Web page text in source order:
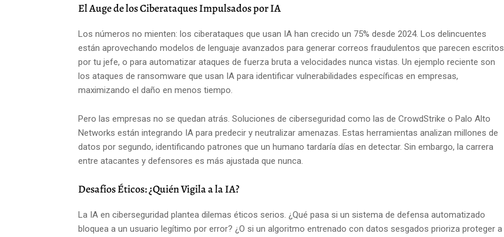
El Auge de los Ciberataques Impulsados por IA
Los números no mienten: los ciberataques que usan IA han crecido un 75% desde 2024. Los delincuentes
están aprovechando modelos de lenguaje avanzados para generar correos fraudulentos que parecen escritos
por tu jefe, o para automatizar ataques de fuerza bruta a velocidades nunca vistas. Un ejemplo reciente son
los ataques de ransomware que usan IA para identificar vulnerabilidades específicas en empresas,
maximizando el daño en menos tiempo.
Pero las empresas no se quedan atrás. Soluciones de ciberseguridad como las de CrowdStrike o Palo Alto
Networks están integrando IA para predecir y neutralizar amenazas. Estas herramientas analizan millones de
datos por segundo, identificando patrones que un humano tardaría días en detectar. Sin embargo, la carrera
entre atacantes y defensores es más ajustada que nunca.
Desafíos Éticos: ¿Quién Vigila a la IA?
La IA en ciberseguridad plantea dilemas éticos serios. ¿Qué pasa si un sistema de defensa automatizado
bloquea a un usuario legítimo por error? ¿O si un algoritmo entrenado con datos sesgados prioriza proteger a